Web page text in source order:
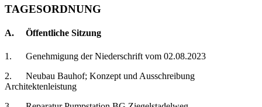
TAGESORDNUNG
A. Öffentliche Sitzung
1. Genehmigung der Niederschrift vom 02.08.2023
2. Neubau Bauhof; Konzept und Ausschreibung
Architektenleistung